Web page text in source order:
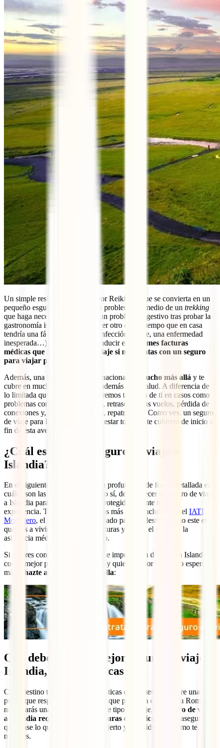
Un simple resbalón paseando por Reikiavik que se convierta en un
pequeño esguince de tobillo, un problema en medio de un trekking
que haga necesario un rescate, un problema digestivo tras probar la
gastronomía islandesa o cualquier otro contratiempo que en casa
tendría una fácil solución (una infección, fiebre, una enfermedad
inesperada…), aquí se podría traducir en
enormes facturas
médicas que hipotecaran tu viaje si no cuentas con un seguro
para viajar por Islandia
Además, una buena póliza internacional
va mucho más allá y te
cubre en muchos más aspectos además de la salud. A diferencia de
lo limitada que es la TSE, cuidaremos también de ti en casos como
problemas con tu equipaje, robo, retrasos en tus vuelos, pérdida de
conexiones y, entre muchos más, repatriación. Como ves, un seguro
de viaje para Islandia te asegura estar totalmente cubierto de inicio a
fin de esta aventura.
¿Cuál es el mejor seguro de viaje a
Islandia?
En el siguiente apartado vamos a profundizar de forma detallada en
cuáles son las coberturas que, sí o sí, debe ofrecer tu seguro de viaje
a Islandia para asegurarte estar protegido durante toda tu
experiencia. Todas ellas y muchas más están incluidas en el IATI
Mochilero, el seguro 100% diseñado para un destino como este en el
que vas a vivir todo tipo de aventuras y donde el coste de la
asistencia médica es muy elevado.
Si ya eres consciente de la enorme importancia de viajar a Islandia
con la mejor póliza internacional y quieres ir por faena, no esperes
más y
hazte ahora mismo con ella:
Qué debe tener el mejor seguro de viaje a
Islandia, características
Cada destino tiene unas características diferentes y requiere una
póliza que responda a ellas. Igual que para una escapada a Roma
necesitarás una que responda a ese tipo de viaje,
tu seguro de viaje
a Islandia requiere unas coberturas específicas
que te aseguren
que, pase lo que pase, estarás cubierto y atendido tal y como te
mereces.